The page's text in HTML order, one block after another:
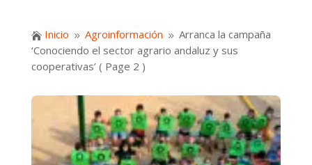
 Inicio 9 Agroinformación 9 Arranca la campaña
‘Conociendo el sector agrario andaluz y sus
cooperativas’( Page 2 )